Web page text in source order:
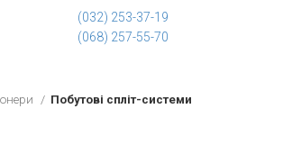
(032) 253-37-19
(068) 257-55-70
Побутові спліт-системи